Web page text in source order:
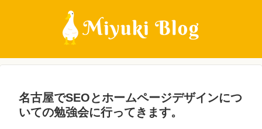
名古屋でSEOとホームページデザインにつ
いての勉強会に行ってきます。